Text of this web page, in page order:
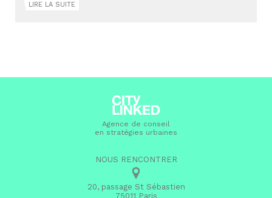
LIRE LA SUITE
Agence de conseil
en stratégies urbaines
NOUS RENCONTRER
20, passage St Sébastien
75011 Paris